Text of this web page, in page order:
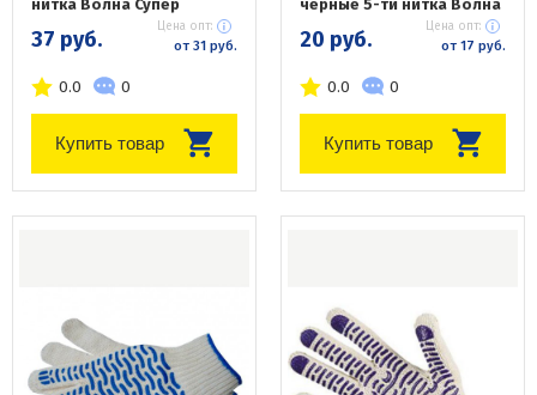
нитка Волна Супер
37 руб. Цена опт:
от 31 руб.
0.0 0
Купить товар
черные 5-ти нитка Волна
20 руб. Цена опт:
от 17 руб.
0.0 0
Купить товар